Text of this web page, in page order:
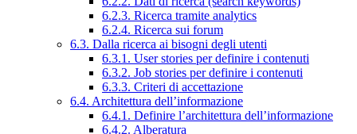
6.2.3. Ricerca tramite analytics
6.2.4. Ricerca sui forum
6.3. Dalla ricerca ai bisogni degli utenti
6.3.1. User stories per definire i contenuti
6.3.2. Job stories per definire i contenuti
6.3.3. Criteri di accettazione
6.4. Architettura dell’informazione
6.4.1. Definire l’architettura dell’informazione
6.4.2. Alberatura